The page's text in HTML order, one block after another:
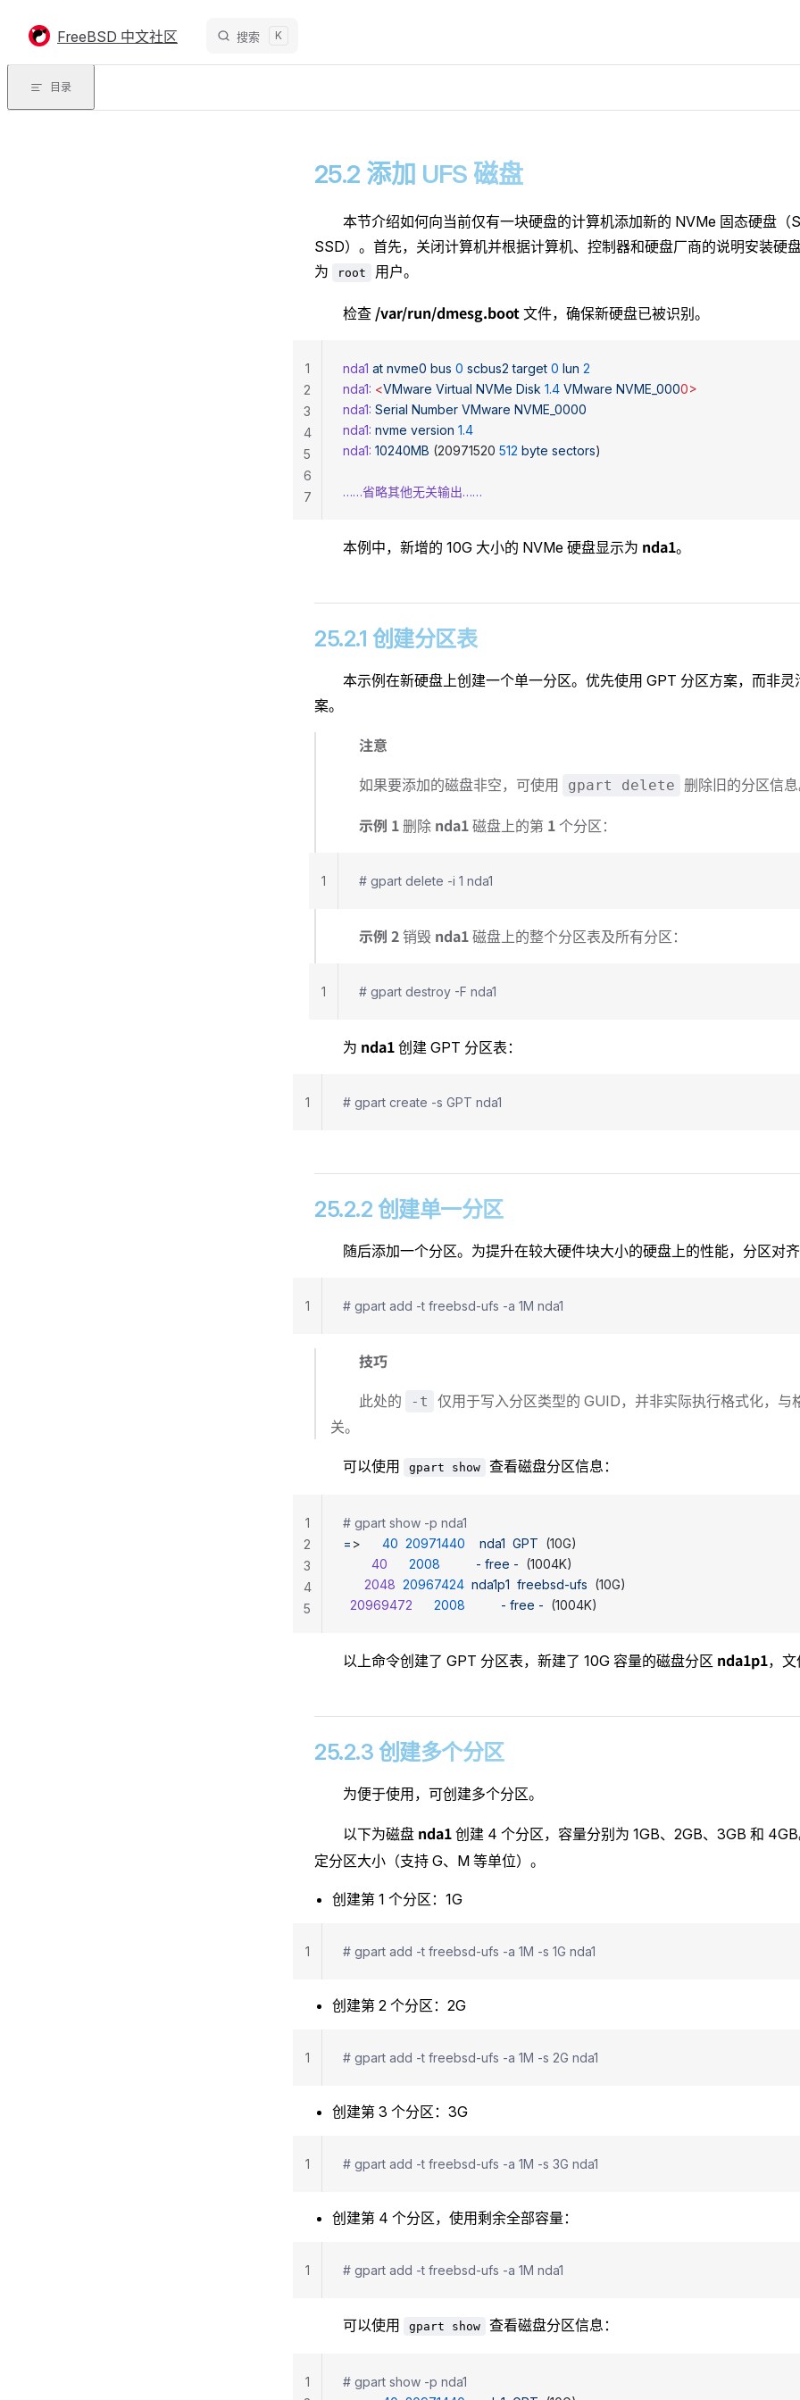
FreeBSD 中文社区 搜索 K
目录
25.2 添加 UFS 磁盘
本节介绍如何向当前仅有一块硬盘的计算机添加新的 NVMe 固态硬盘（
SSD）。首先，关闭计算机并根据计算机、控制器和硬盘厂商的说明安装硬
为
root 用户。
检查 /var/run/dmesg.boot 文件，确保新硬盘已被识别。
nda1 at nvme0 bus 0 scbus2 target 0 lun 2
nda1: <VMware Virtual NVMe Disk 1.4 VMware NVME_0000>
nda1: Serial Number VMware NVME_0000
nda1: nvme version 1.4
nda1: 10240MB (20971520 512 byte sectors)
……省略其他无关输出……
1
2
3
4
5
6
7
本例中，新增的 10G 大小的 NVMe 硬盘显示为 nda1。
25.2.1 创建分区表
本示例在新硬盘上创建一个单一分区。优先使用 GPT 分区方案，而非灵
案。
注意
如果要添加的磁盘非空，可使用 gpart delete 删除旧的分区信息
示例 1 删除 nda1 磁盘上的第 1 个分区：
# gpart delete -i 1 nda1
1
示例 2 销毁 nda1 磁盘上的整个分区表及所有分区：
# gpart destroy -F nda1
1
为 nda1 创建 GPT 分区表：
# gpart create -s GPT nda1
1
25.2.2 创建单一分区
随后添加一个分区。为提升在较大硬件块大小的硬盘上的性能，分区对齐
# gpart add -t freebsd-ufs -a 1M nda1
1
技巧
此处的 -t
仅用于写入分区类型的 GUID，并非实际执行格式化，与
关。
可以使用 gpart show 查看磁盘分区信息：
# gpart show -p nda1
= > 40
  20971440
    nda1
  GPT
  (10G)
        40
      2008
          -
free -
  (1004K)
      2048
  20967424
  nda1p1
  freebsd-ufs
  (10G)
  20969472
      2008
          -
free -
  (1004K)
1
2
3
4
5
以上命令创建了 GPT 分区表，新建了 10G 容量的磁盘分区 nda1p1，文
25.2.3 创建多个分区
为便于使用，可创建多个分区。
以下为磁盘 nda1 创建 4 个分区，容量分别为 1GB、2GB、3GB 和
定分区大小（支持 G、M 等单位）。
创建第 1 个分区：1G
# gpart add -t freebsd-ufs -a 1M -s 1G nda1
1
创建第 2 个分区：2G
# gpart add -t freebsd-ufs -a 1M -s 2G nda1
1
创建第 3 个分区：3G
# gpart add -t freebsd-ufs -a 1M -s 3G nda1
1
创建第 4 个分区，使用剩余全部容量：
# gpart add -t freebsd-ufs -a 1M nda1
1
可以使用 gpart show 查看磁盘分区信息：
# gpart show -p nda1
1